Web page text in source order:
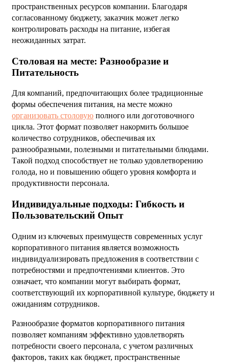
пространственных ресурсов компании. Благодаря
согласованному бюджету, заказчик может легко
контролировать расходы на питание, избегая
неожиданных затрат.
Столовая на месте: Разнообразие и
Питательность
Для компаний, предпочитающих более традиционные
формы обеспечения питания, на месте можно
организовать столовую полного или доготовочного
цикла. Этот формат позволяет накормить большое
количество сотрудников, обеспечивая их
разнообразными, полезными и питательными блюдами.
Такой подход способствует не только удовлетворению
голода, но и повышению общего уровня комфорта и
продуктивности персонала.
Индивидуальные подходы: Гибкость и
Пользовательский Опыт
Одним из ключевых преимуществ современных услуг
корпоративного питания является возможность
индивидуализировать предложения в соответствии с
потребностями и предпочтениями клиентов. Это
означает, что компании могут выбирать формат,
соответствующий их корпоративной культуре, бюджету и
ожиданиям сотрудников.
Разнообразие форматов корпоративного питания
позволяет компаниям эффективно удовлетворять
потребности своего персонала, с учетом различных
факторов, таких как бюджет, пространственные